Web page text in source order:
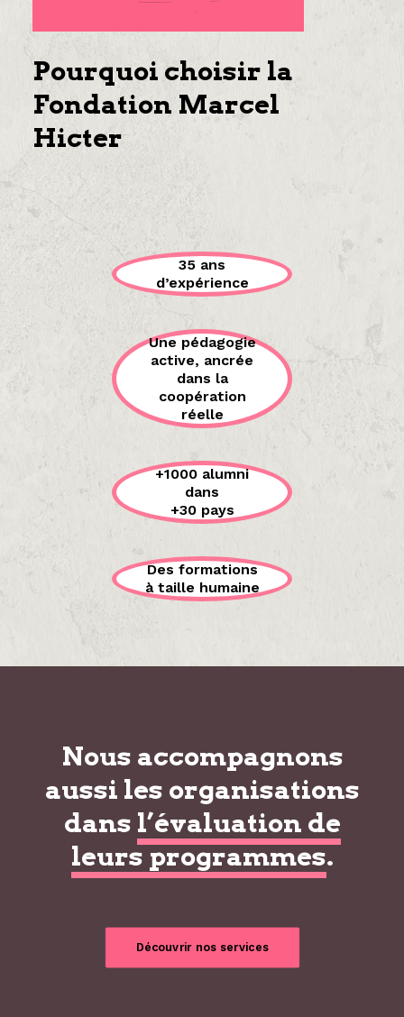
Pourquoi choisir la
Fondation Marcel
Hicter
35 ans
d’expérience
Une pédagogie
active, ancrée
dans la
coopération
réelle
+1000 alumni
dans
+30 pays
Des formations
à taille humaine
Nous accompagnons
aussi les organisations
dans l’évaluation de
leurs programmes.
Découvrir nos services